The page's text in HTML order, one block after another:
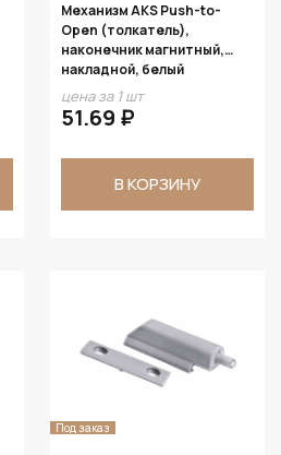
Механизм AKS Push-to-
Open (толкатель),
наконечник магнитный,
накладной, белый
цена за 1 шт
51.69 ₽
В КОРЗИНУ
Под заказ